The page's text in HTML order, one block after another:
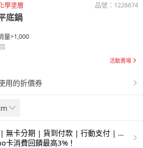
學塗層 品號： 1226674
底鍋
量>1,000
活動賣場
用的折價券
無卡分期 | 貨到付款 | 行動支付 | 超
ATM | 銀聯卡
卡消費回饋最高3%！